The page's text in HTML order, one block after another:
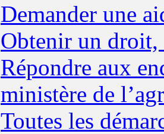
Demander une
Obtenir un droit,
Répondre aux
ministère de
Toutes les